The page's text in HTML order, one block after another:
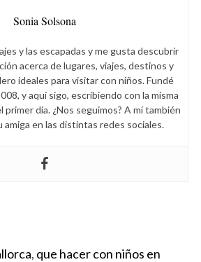
Sonia Solsona
y las escapadas y me gusta descubrir
acerca de lugares, viajes, destinos y
ideales para visitar con niños. Fundé
y aquí sigo, escribiendo con la misma
primer día. ¿Nos seguimos? A mí también
amiga en las distintas redes sociales.
, que hacer con niños en